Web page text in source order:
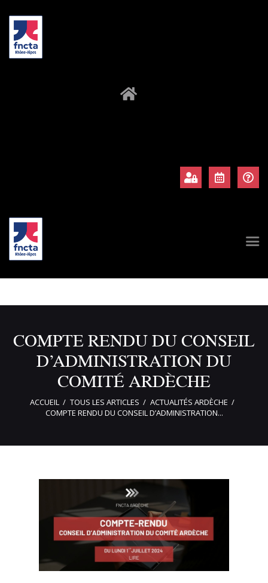
COMPTE RENDU DU CONSEIL
D’ADMINISTRATION DU
COMITÉ ARDÈCHE
ACCUEIL TOUS LES ARTICLES
ACTUALITÉS ARDÈCHE
COMPTE RENDU DU CONSEIL D’ADMINISTRATION...